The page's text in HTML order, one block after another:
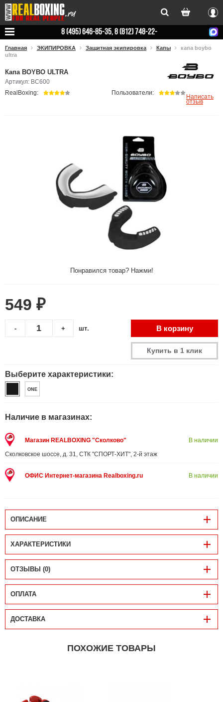
Вход
8 (495) 646-85-35, 8 (812) 748-22-
Главная ЭКИПИРОВКА Защитная экипировка Капы
капа boybo
ultra
Капа BOYBO ULTRA
Артикул: BC600
Понравился товар? Нажми!
RealBoxing: Пользователи:
Написать
отзыв
549 ₽
+
- шт. В корзину
Купить в 1 клик
Выберите характеристики:
ONE
Наличие в магазинах:
Магазин REALBOXING "Сколково"
Сколковское шоссе, д. 31, СТК "СПОРТ-ХИТ", 2-й этаж
В наличии
ОФИС Интернет-магазина Realboxing.ru В наличии
ОПИСАНИЕ
ХАРАКТЕРИСТИКИ
ОТЗЫВЫ (0)
ОПЛАТА
ДОСТАВКА
ПОХОЖИЕ ТОВАРЫ